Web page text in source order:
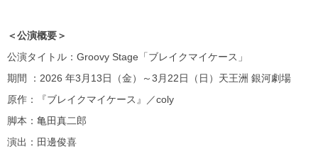
＜公演概要＞
公演タイトル：Groovy Stage「ブレイクマイケース」
期間 ：2026 年3月13日（金）～3月22日（日）天王洲 銀河劇場
原作：『ブレイクマイケース』／coly
脚本：亀田真二郎
演出：田邊俊喜